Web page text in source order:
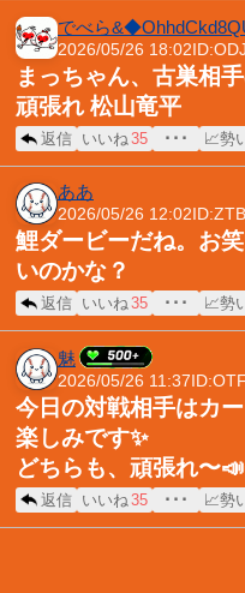
でべら
2026/05/26 18:02
まっちゃん、古巣相
頑張れ 松山竜平
返信 いいね35 ･･･ 📈勢
ああ
2026/05/26 12:02
鯉ダービーだね。お
いのかな？
返信 いいね35 ･･･ 📈勢
魅
2026/05/26 11:37
今日の対戦相手はカー
楽しみです✨
どちらも、頑張れ〜
返信 いいね35 ･･･ 📈勢